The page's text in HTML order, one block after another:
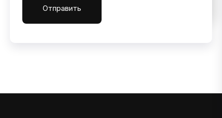
Отправить